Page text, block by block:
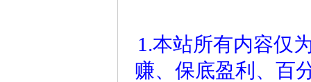
1.本站所有内容仅
赚、保底盈利、百